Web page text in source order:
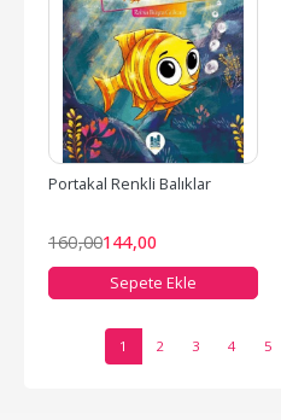
Portakal Renkli Balıklar
160,00144,00
Sepete Ekle
1 2 3 4 5